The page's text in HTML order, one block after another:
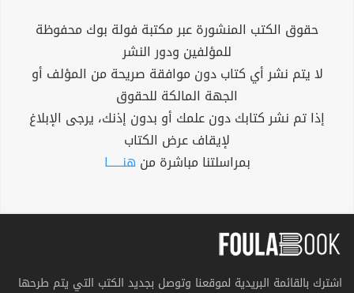
حقوق الكتب المنشورة عبر مكتبة فولة بوك محفوظة
للمؤلفين ودور النشر
لا يتم نشر أي كتاب دون موافقة صريحة من المؤلف أو
الجهة المالكة للحقوق
إذا تم نشر كتابك دون علمك أو بدون إذنك، يرجى الإبلاغ
لإيقاف عرض الكتاب
بمراسلتنا مباشرة من هنــــــا
اشترك بالقائمة البريدية لموقعنا وتوصل بجديد الكتب التي يتم طرحها